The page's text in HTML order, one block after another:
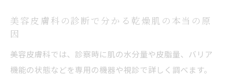
乾燥肌改善で知っておきたい美容皮膚科の
美容皮膚科の視点で見る乾燥肌対策の最前
線
美容皮膚科の診断で分かる乾燥肌の本当の原
因
美容皮膚科では、診察時に肌の水分量や皮脂量、バリア
機能の状態などを専用の機器や視診で詳しく調べます。